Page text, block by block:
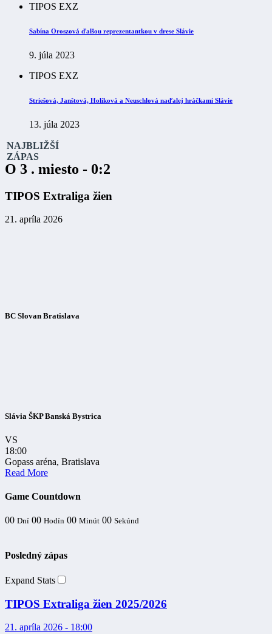
TIPOS EXZ
Sabína Oroszová ďalšou reprezentantkou v drese Slávie
9. júla 2023
TIPOS EXZ
Striešová, Janštová, Holíková a Neuschlová naďalej hráčkami Slávie
13. júla 2023
NAJBLIŽŠÍ
ZÁPAS
O 3 . miesto - 0:2
TIPOS Extraliga žien
21. apríla 2026
BC Slovan Bratislava
Slávia ŠKP Banská Bystrica
VS
18:00
Gopass aréna, Bratislava
Read More
Game Countdown
00 Dní 00 Hodín 00 Minút 00 Sekúnd
Posledný zápas
Expand Stats
TIPOS Extraliga žien 2025/2026
21. apríla 2026 - 18:00